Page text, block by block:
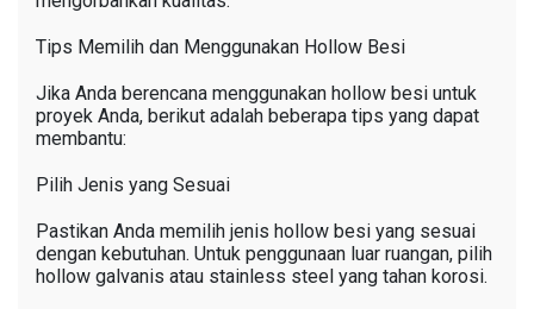
Tips Memilih dan Menggunakan Hollow Besi
Jika Anda berencana menggunakan hollow besi untuk
proyek Anda, berikut adalah beberapa tips yang dapat
membantu:
Pilih Jenis yang Sesuai
Pastikan Anda memilih jenis hollow besi yang sesuai
dengan kebutuhan. Untuk penggunaan luar ruangan, pilih
hollow galvanis atau stainless steel yang tahan korosi.